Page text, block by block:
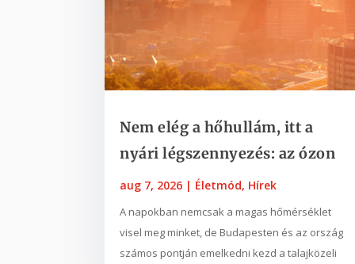
Nem elég a hőhullám, itt a
nyári légszennyezés: az ózon
aug 7, 2026 | Életmód, Hírek
A napokban nemcsak a magas hőmérséklet
visel meg minket, de Budapesten és az ország
számos pontján emelkedni kezd a talajközeli